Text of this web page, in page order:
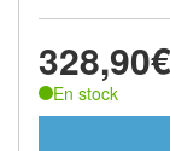
328,90€
En stock